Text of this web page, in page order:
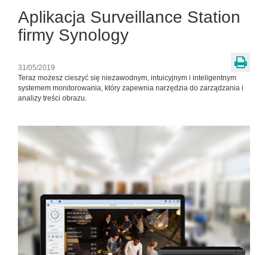
Aplikacja Surveillance Station
firmy Synology
31/05/2019
Teraz możesz cieszyć się niezawodnym, intuicyjnym i inteligentnym
systemem monitorowania, który zapewnia narzędzia do zarządzania i
analizy treści obrazu.